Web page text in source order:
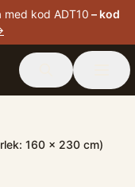
med kod ADT10 – kod
160 x 230 cm)